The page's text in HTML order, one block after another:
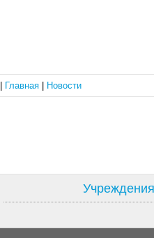
Главная Новости
Учреждения